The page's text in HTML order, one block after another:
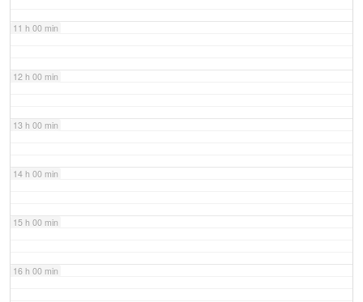
11 h 00 min
12 h 00 min
13 h 00 min
14 h 00 min
15 h 00 min
16 h 00 min